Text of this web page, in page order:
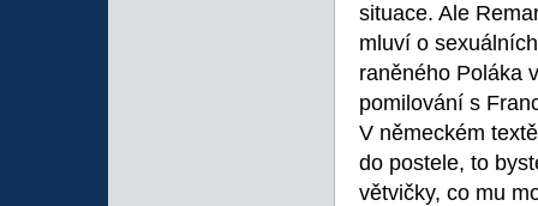
situace. Ale
mluví o
raněného Poláka
pomilování s
V německém
do postele, to
větvičky, co mu